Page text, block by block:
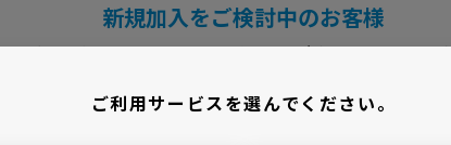
新規加入をご検討中のお客様
＼ どこでBGMサービスをご利用ですか ／
ご利用サービスを選んでください。